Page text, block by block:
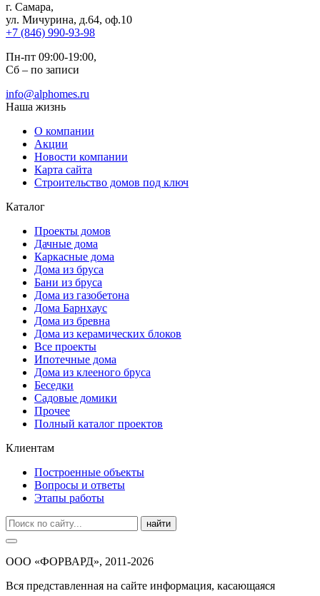
г. Самара,
ул. Мичурина, д.64, оф.10
+7 (846) 990-93-98
Пн-пт 09:00-19:00,
Сб – по записи
info@alphomes.ru
Наша жизнь
О компании
Акции
Новости компании
Карта сайта
Строительство домов под ключ
Каталог
Проекты домов
Дачные дома
Каркасные дома
Дома из бруса
Бани из бруса
Дома из газобетона
Дома Барнхаус
Дома из бревна
Дома из керамических блоков
Все проекты
Ипотечные дома
Дома из клееного бруса
Беседки
Садовые домики
Прочее
Полный каталог проектов
Клиентам
Построенные объекты
Вопросы и ответы
Этапы работы
найти
ООО «ФОРВАРД», 2011-2026
Вся представленная на сайте информация, касающаяся